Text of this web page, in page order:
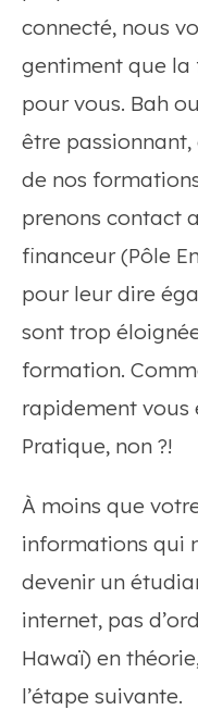
connecté, nous
gentiment que la
pour vous. Bah
être
de nos
prenons contact
financeur (Pôle
pour leur dire
sont trop
formation.
rapidement vous
Pratique, non ?!
À moins que
informations qui
devenir un
internet, pas
Hawaï) en
l’étape suivante.